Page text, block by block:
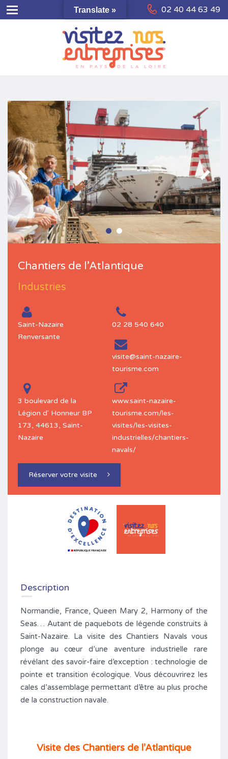
02 40 44 63 49
Chantiers de l’Atlantique
Industries
Saint-Nazaire
Renversante
02 28 540 640
visite@saint-nazaire-
tourisme.com
3 boulevard de la
Légion d' Honneur BP
173, 44613, Saint-
Nazaire
www.saint-nazaire-
tourisme.com/les-
visites/les-visites-
industrielles/chantiers-
navals/
Réserver votre visite
Description
Normandie, France, Queen Mary 2, Harmony of the
Seas… Autant de paquebots de légende construits à
Saint-Nazaire. La visite des Chantiers Navals vous
plonge au cœur d’une aventure industrielle rare
révélant des savoir-faire d’exception : technologie de
pointe et transition écologique. Vous découvrirez les
cales d’assemblage permettant d’être au plus proche
de la construction navale.
Visite des Chantiers de l’Atlantique
Translate »